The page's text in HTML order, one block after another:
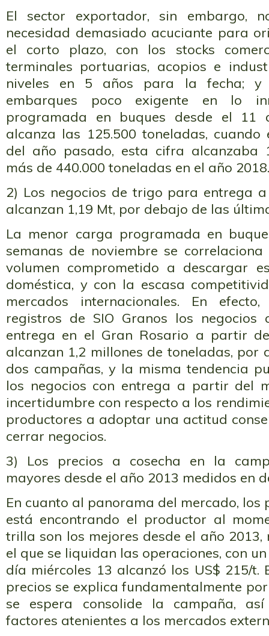
El sector exportador, sin embargo,
necesidad demasiado acuciante para
el corto plazo, con los stocks
terminales portuarias, acopios e
niveles en 5 años para la fecha; y
embarques poco exigente en lo
programada en buques desde el 11
alcanza las 125.500 toneladas,
del año pasado, esta cifra alcanzaba
más de 440.000 toneladas en el año 2018.
2) Los negocios de trigo para entrega
alcanzan 1,19 Mt, por debajo de las
La menor carga programada en
semanas de noviembre se
volumen comprometido a descargar
doméstica, y con la escasa
mercados internacionales. En
registros de SIO Granos los negocios
entrega en el Gran Rosario a partir
alcanzan 1,2 millones de toneladas, por
dos campañas, y la misma tendencia
los negocios con entrega a partir del
incertidumbre con respecto a los
productores a adoptar una actitud
cerrar negocios.
3) Los precios a cosecha en la
mayores desde el año 2013 medidos en
En cuanto al panorama del mercado, los
está encontrando el productor al
trilla son los mejores desde el año
el que se liquidan las operaciones, con
día miércoles 13 alcanzó los US$ 215/t.
precios se explica fundamentalmente
se espera consolide la campaña,
factores atenientes a los mercados